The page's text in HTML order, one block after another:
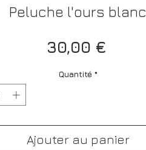
Peluche l'ours blanc
30,00 €
Quantité *
Ajouter au panier